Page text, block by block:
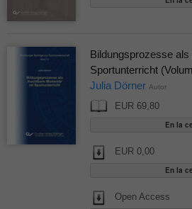
Bildungsprozesse als
Sportunterricht
Julia Dörner Autor
EUR 69,80
EUR 0,00
Open Access